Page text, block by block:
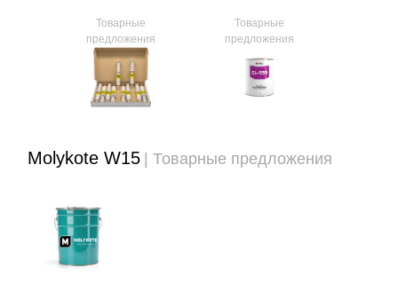
Товарные
предложения
Товарные
предложения
Molykote W15 | Товарные предложения